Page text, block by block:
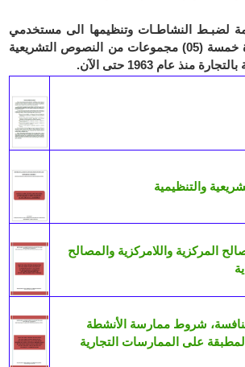
لضبـط النشاطـات وتنظيمها الى مستخدمي
موقع وزارة التجارة خمسة (05) مجموعات من النصوص التشريعية
منذ عام 1963 حتى الآن.
والتنظيمية
المركزية واللامركزية والمصالح
شروط ممارسة الأنشطة
المطبقة على الممارسات التجارية